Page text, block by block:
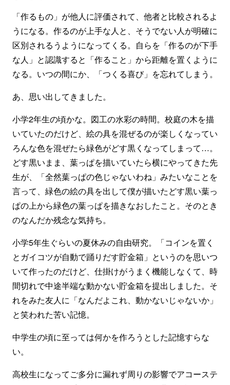
「作るもの」が他人に評価されて、他者と比較されるよ
うになる。作るのが上手な人と、そうでない人が明確に
区別されるうようになってくる。自らを「作るのが下手
な人」と認識すると「作ること」から距離を置くように
なる。いつの間にか、「つくる喜び」を忘れてしまう。
あ、思い出してきました。
小学2年生の頃かな。図工の水彩の時間。校庭の木を描
いていたのだけど、絵の具を混ぜるのが楽しくなってい
ろんな色を混ぜたら緑色がどす黒くなってしまって…。
どす黒いまま、葉っぱを描いていたら横にやってきた先
生が、「全然葉っぱの色じゃないわね」みたいなことを
言って、緑色の絵の具を出して僕が描いたどす黒い葉っ
ぱの上から緑色の葉っぱを描きなおしたこと。そのとき
のなんだか残念な気持ち。
小学5年生ぐらいの夏休みの自由研究。「コインを置く
とガイコツが自動で踊りだす貯金箱」というのを思いつ
いて作ったのだけど、仕掛けがうまく機能しなくて、時
間切れで中途半端な動かない貯金箱を提出しました。そ
れをみた友人に「なんだよこれ、動かないじゃないか」
と笑われた苦い記憶。
中学生の頃に至っては何かを作ろうとした記憶すらな
い。
高校生になってご多分に漏れず周りの影響でアコーステ